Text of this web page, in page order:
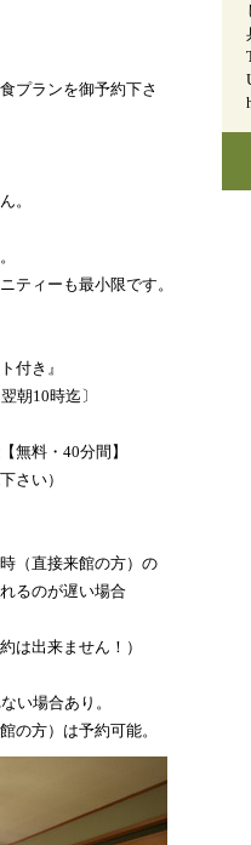
プランを御予約下さ
。
ティーも最小限です。
付き』
朝10時迄〕
料・40分間】
さい）
（直接来館の方）の
るのが遅い場合
は出来ません！）
い場合あり。
の方）は予約可能。